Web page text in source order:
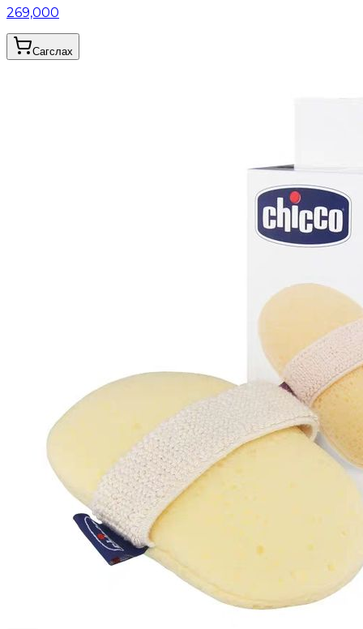
269,000
Сагслах